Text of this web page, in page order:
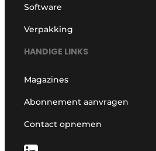
Software
Verpakking
HANDIGE LINKS
Magazines
Abonnement aanvragen
Contact opnemen